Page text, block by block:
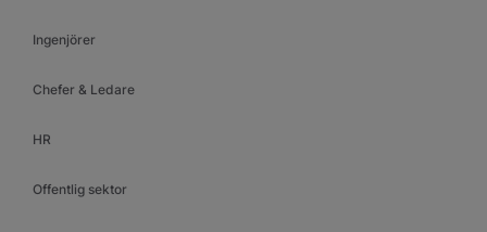
Ingenjörer
Chefer & Ledare
HR
Offentlig sektor